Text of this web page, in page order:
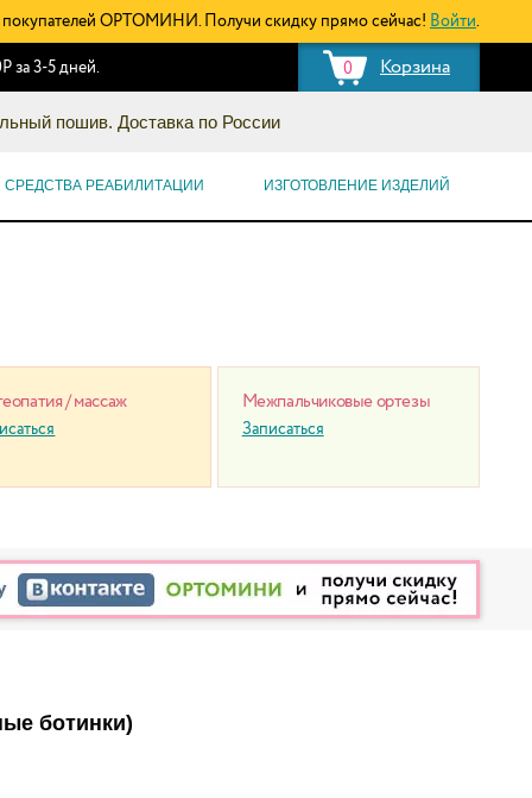
покупателей ОРТОМИНИ. Получи скидку прямо сейчас! Войти.
0 Корзина
за 3-5 дней.
пошив. Доставка по России
СРЕДСТВА РЕАБИЛИТАЦИИ ИЗГОТОВЛЕНИЕ ИЗДЕЛИЙ
/ массаж Межпальчиковые ортезы
Записаться
ботинки)